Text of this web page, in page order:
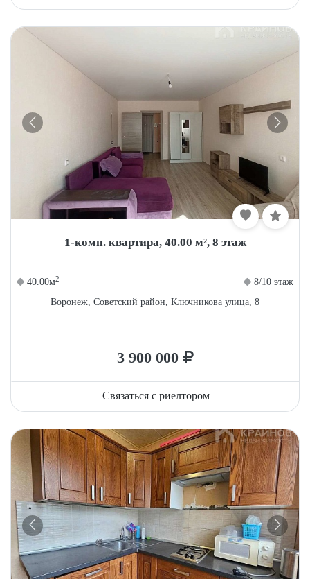
1-комн. квартира, 40.00 м², 8 этаж
40.00м2
8/10 этаж
Воронеж, Советский район, Ключникова улица, 8
3 900 000
Связаться с риелтором